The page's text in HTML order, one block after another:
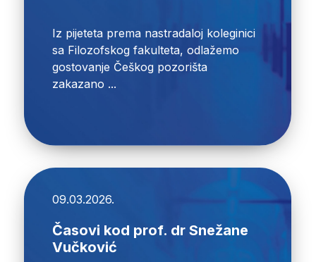
Iz pijeteta prema nastradaloj koleginici
sa Filozofskog fakulteta, odlažemo
gostovanje Češkog pozorišta
zakazano ...
09.03.2026.
Časovi kod prof. dr Snežane
Vučković